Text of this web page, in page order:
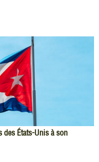
des États-Unis à son